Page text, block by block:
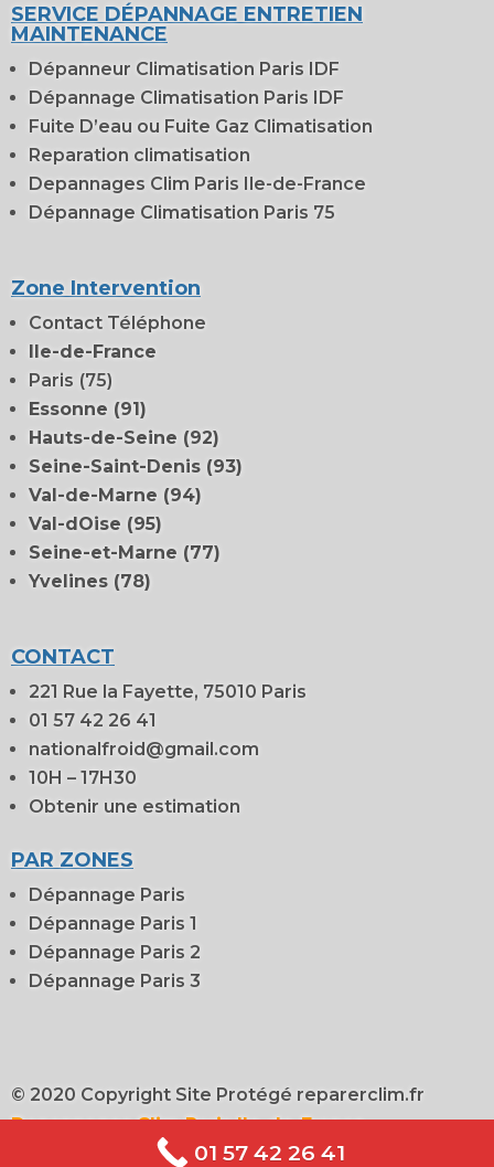
SERVICE DÉPANNAGE ENTRETIEN
MAINTENANCE
Dépanneur Climatisation Paris IDF
Dépannage Climatisation Paris IDF
Fuite D’eau ou Fuite Gaz Climatisation
Reparation climatisation
Depannages Clim Paris Ile-de-France
Dépannage Climatisation Paris 75
Zone Intervention
Contact Téléphone
Ile-de-France
Paris (75)
Essonne (91)
Hauts-de-Seine (92)
Seine-Saint-Denis (93)
Val-de-Marne (94)
Val-dOise (95)
Seine-et-Marne (77)
Yvelines (78)
CONTACT
221 Rue la Fayette, 75010 Paris
01 57 42 26 41
nationalfroid@gmail.com
10H – 17H30
Obtenir une estimation
PAR ZONES
Dépannage Paris
Dépannage Paris 1
Dépannage Paris 2
Dépannage Paris 3
© 2020 Copyright Site Protégé reparerclim.fr
Depannages Clim Paris Ile-de-France
01 57 42 26 41